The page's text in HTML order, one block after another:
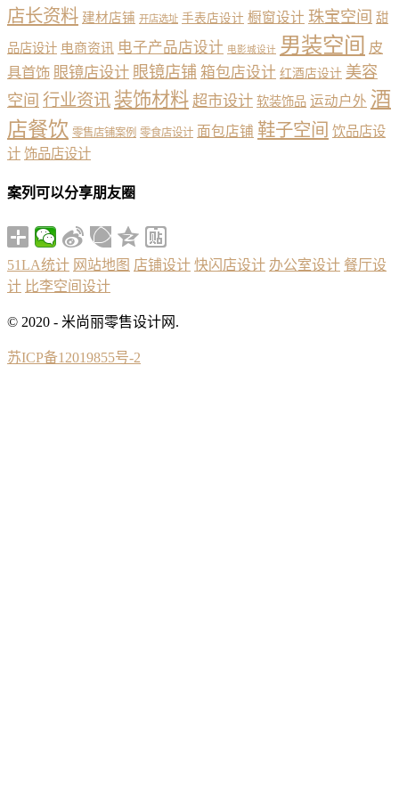
店长资料 建材店铺 开店选址 手表店设计 橱窗设计 珠宝空间 甜
品店设计 电商资讯 电子产品店设计 电影城设计 男装空间 皮
具首饰 眼镜店设计 眼镜店铺 箱包店设计 红酒店设计 美容
空间 行业资讯 装饰材料 超市设计 软装饰品 运动户外 酒
店餐饮 零售店铺案例 零食店设计 面包店铺 鞋子空间 饮品店设
计 饰品店设计
案列可以分享朋友圈
51LA统计 网站地图 店铺设计 快闪店设计 办公室设计 餐厅设
计 比李空间设计
© 2020 - 米尚丽零售设计网.
苏ICP备12019855号-2